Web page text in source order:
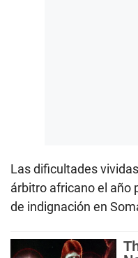
Las dificultades
árbitro africano el año
de indignación en